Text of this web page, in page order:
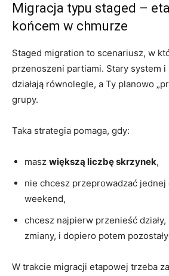
Migracja typu staged –
końcem w chmurze
Staged migration to scenariusz, w
przenoszeni partiami. Stary system
działają równolegle, a Ty planowo
grupy.
Taka strategia pomaga, gdy:
masz większą liczbę skrzynek,
nie chcesz przeprowadzać
weekend,
chcesz najpierw przenieść
zmiany, i dopiero potem
W trakcie migracji etapowej trzeba